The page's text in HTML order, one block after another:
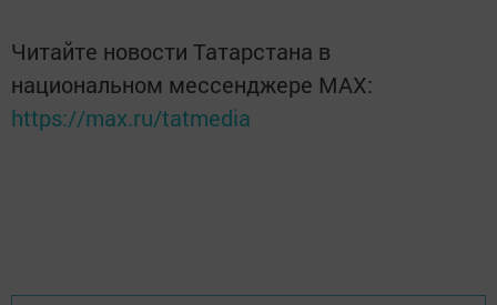
Читайте новости Татарстана в
национальном мессенджере MАХ:
https://max.ru/tatmedia